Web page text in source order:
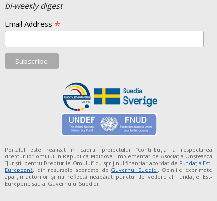
bi-weekly digest
Email Address *
Portalul este realizat în cadrul proiectului “Contribuția la respectarea
drepturilor omului în Republica Moldova” implementat de Asociația Obștească
”Juriștii pentru Drepturile Omului” cu sprijinul financiar acordat de Fundaţia Est-
Europeană, din resursele acordate de Guvernul Suediei. Opiniile exprimate
aparţin autorilor şi nu reflectă neapărat punctul de vedere al Fundației Est-
Europene sau al Guvernului Suediei.